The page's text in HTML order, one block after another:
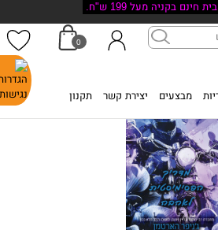
בקניה מעל 199 ש"ח.
מבצעים יצירת קשר תקנון
0